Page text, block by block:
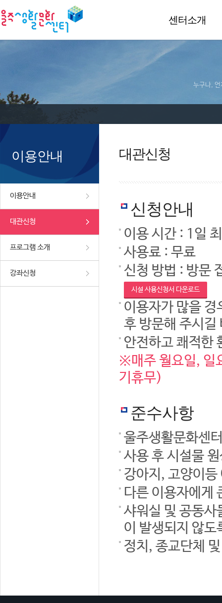
센터소개
누구나, 언
이용안내
이용안내
대관신청
프로그램 소개
강좌신청
대관신청
신청안내
이용 시간 : 1일
사용료 : 무료
신청 방법 : 방문
시설 사용신청서 다운로드
이용자가 많을 경
후 방문해 주시길
안전하고 쾌적한
※매주 월요일, 일
기휴무)
준수사항
울주생활문화센
사용 후 시설물
강아지, 고양이
다른 이용자에게
샤워실 및 공동사
이 발생되지 않도
정치, 종교단체